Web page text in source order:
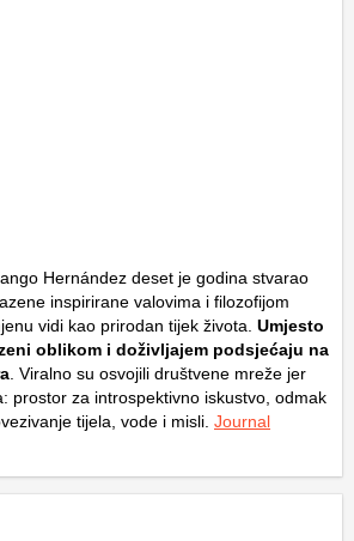
Hernández deset je godina stvarao
inspirirane valovima i filozofijom
vidi kao prirodan tijek života. Umjesto
oblikom i doživljajem podsjećaju na
. Viralno su osvojili društvene mreže jer
prostor za introspektivno iskustvo, odmak
tijela, vode i misli. Journal